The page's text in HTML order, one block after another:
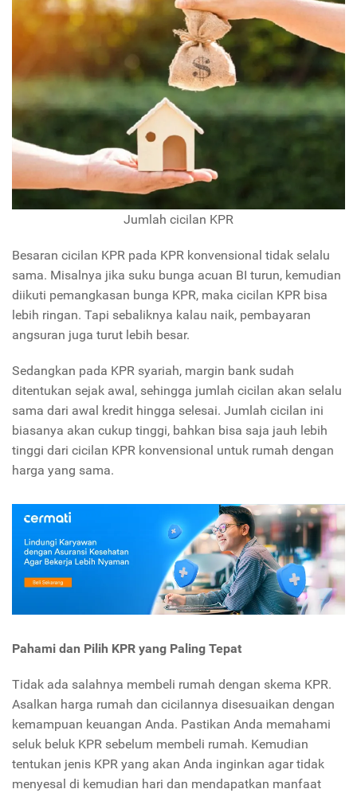
Jumlah cicilan KPR
Besaran cicilan KPR pada KPR konvensional tidak selalu
sama. Misalnya jika suku bunga acuan BI turun, kemudian
diikuti pemangkasan bunga KPR, maka cicilan KPR bisa
lebih ringan. Tapi sebaliknya kalau naik, pembayaran
angsuran juga turut lebih besar.
Sedangkan pada KPR syariah, margin bank sudah
ditentukan sejak awal, sehingga jumlah cicilan akan selalu
sama dari awal kredit hingga selesai. Jumlah cicilan ini
biasanya akan cukup tinggi, bahkan bisa saja jauh lebih
tinggi dari cicilan KPR konvensional untuk rumah dengan
harga yang sama.
Pahami dan Pilih KPR yang Paling Tepat
Tidak ada salahnya membeli rumah dengan skema KPR.
Asalkan harga rumah dan cicilannya disesuaikan dengan
kemampuan keuangan Anda. Pastikan Anda memahami
seluk beluk KPR sebelum membeli rumah. Kemudian
tentukan jenis KPR yang akan Anda inginkan agar tidak
menyesal di kemudian hari dan mendapatkan manfaat